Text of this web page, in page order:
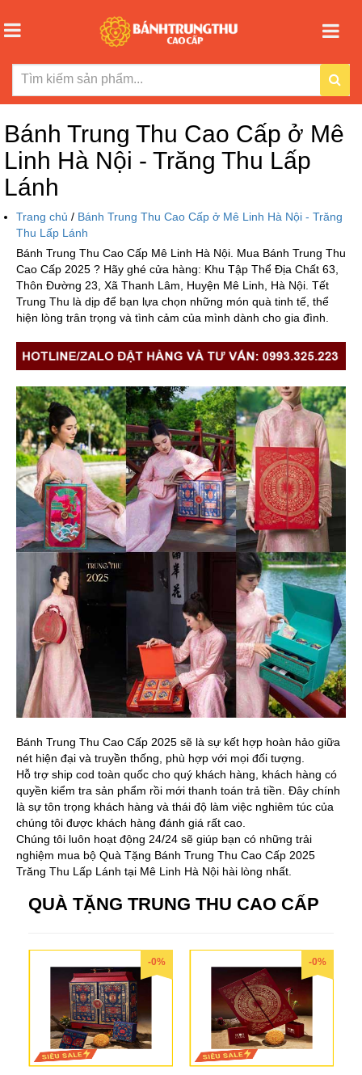
Bánh Trung Thu Cao Cấp ở Mê
Linh Hà Nội - Trăng Thu Lấp
Lánh
Trang chủ / Bánh Trung Thu Cao Cấp ở Mê Linh Hà Nội - Trăng
Thu Lấp Lánh
Bánh Trung Thu Cao Cấp Mê Linh Hà Nội. Mua Bánh Trung Thu
Cao Cấp 2025 ? Hãy ghé cửa hàng: Khu Tập Thể Địa Chất 63,
Thôn Đường 23, Xã Thanh Lâm, Huyện Mê Linh, Hà Nội. Tết
Trung Thu là dịp để bạn lựa chọn những món quà tinh tế, thể
hiện lòng trân trọng và tình cảm của mình dành cho gia đình.
Bánh Trung Thu Cao Cấp 2025 sẽ là sự kết hợp hoàn hảo giữa
nét hiện đại và truyền thống, phù hợp với mọi đối tượng.
Hỗ trợ ship cod toàn quốc cho quý khách hàng, khách hàng có
quyền kiểm tra sản phẩm rồi mới thanh toán trả tiền. Đây chính
là sự tôn trọng khách hàng và thái độ làm việc nghiêm túc của
chúng tôi được khách hàng đánh giá rất cao.
Chúng tôi luôn hoạt động 24/24 sẽ giúp bạn có những trải
nghiệm mua bộ Quà Tặng Bánh Trung Thu Cao Cấp 2025
Trăng Thu Lấp Lánh tại Mê Linh Hà Nội hài lòng nhất.
QUÀ TẶNG TRUNG THU CAO CẤP
-0% -0%